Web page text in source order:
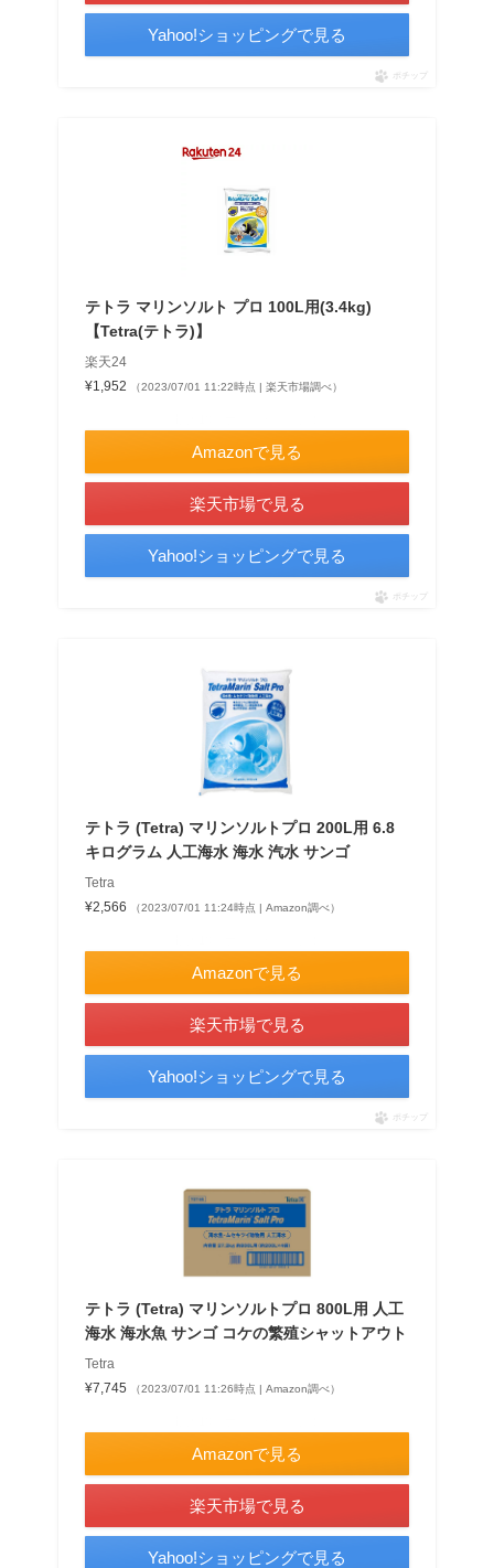
Yahoo!ショッピングで見る
ポチップ
テトラ マリンソルト プロ 100L用(3.4kg)
【Tetra(テトラ)】
楽天24
¥1,952
（2023/07/01 11:22時点 | 楽天市場調べ）
Amazonで見る
楽天市場で見る
Yahoo!ショッピングで見る
ポチップ
テトラ (Tetra) マリンソルトプロ 200L用 6.8
キログラム 人工海水 海水 汽水 サンゴ
Tetra
¥2,566
（2023/07/01 11:24時点 | Amazon調べ）
Amazonで見る
楽天市場で見る
Yahoo!ショッピングで見る
ポチップ
テトラ (Tetra) マリンソルトプロ 800L用 人工
海水 海水魚 サンゴ コケの繁殖シャットアウト
Tetra
¥7,745
（2023/07/01 11:26時点 | Amazon調べ）
Amazonで見る
楽天市場で見る
Yahoo!ショッピングで見る